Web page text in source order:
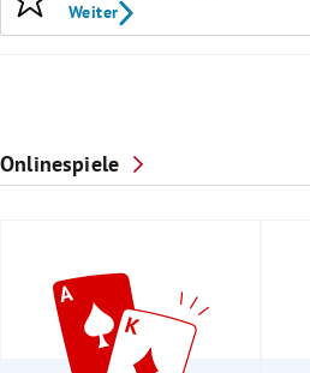
Weiter
Onlinespiele